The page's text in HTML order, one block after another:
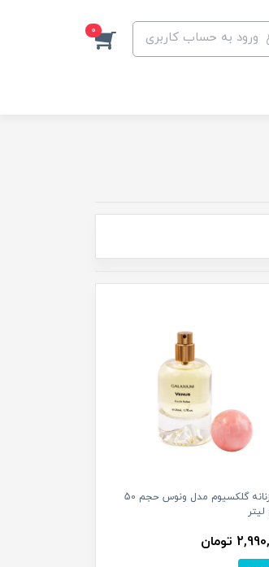
ورود به حساب کاربری 0
عطر زنانه گلکسیوم مدل ونوس حجم 50
تومان